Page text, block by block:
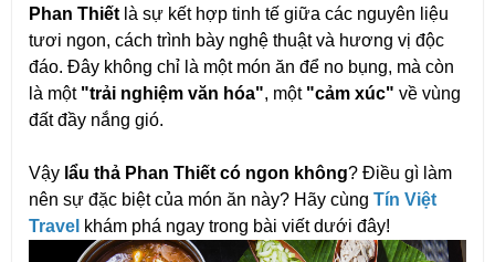
Phan Thiết là sự kết hợp tinh tế giữa các nguyên liệu
tươi ngon, cách trình bày nghệ thuật và hương vị độc
đáo. Đây không chỉ là một món ăn để no bụng, mà còn
là một "trải nghiệm văn hóa", một "cảm xúc" về vùng
đất đầy nắng gió.
Vậy lẩu thả Phan Thiết có ngon không? Điều gì làm
nên sự đặc biệt của món ăn này? Hãy cùng Tín Việt
Travel khám phá ngay trong bài viết dưới đây!